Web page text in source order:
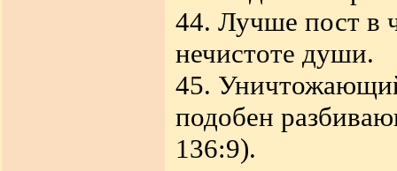
44. Лучше пост в
нечистоте души.
45.
подобен
136:9).